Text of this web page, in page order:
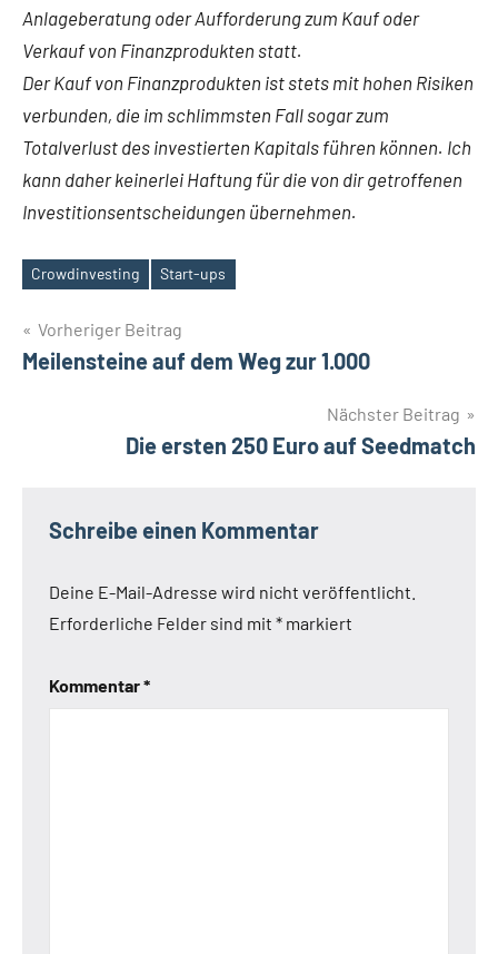
Anlageberatung oder Aufforderung zum Kauf oder
Verkauf von Finanzprodukten statt.
Der Kauf von Finanzprodukten ist stets mit hohen Risiken
verbunden, die im schlimmsten Fall sogar zum
Totalverlust des investierten Kapitals führen können. Ich
kann daher keinerlei Haftung für die von dir getroffenen
Investitionsentscheidungen übernehmen.
Schlagwörter
Crowdinvesting Start-ups
Beitrags-
Navigation
Vorheriger Beitrag
Meilensteine auf dem Weg zur 1.000
Nächster Beitrag
Die ersten 250 Euro auf Seedmatch
Schreibe einen Kommentar
Deine E-Mail-Adresse wird nicht veröffentlicht.
Erforderliche Felder sind mit * markiert
Kommentar*